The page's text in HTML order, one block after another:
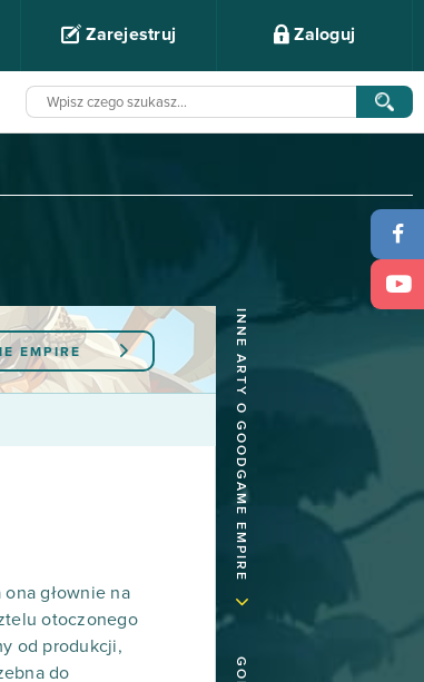
Zarejestruj Zaloguj
INNE ARTY O GOODGAME EMPIRE
EMPIRE
głownie na
otoczonego
od produkcji,
do